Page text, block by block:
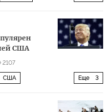
США
2107
Еще 3
США